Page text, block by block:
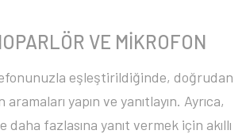
VE MİKROFON
eşleştirildiğinde, doğrudan
yapın ve yanıtlayın. Ayrıca,
daha fazlasına yanıt vermek için akıllı